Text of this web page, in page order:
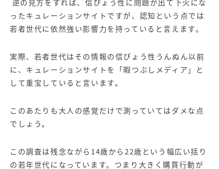
逆の見方をすれば、信ぴょう性に問題が出て下火にな
ったキュレーションサイトですが、認知という点では
若者世代に依然強い影響力を持っていると言えます。
実際、若者世代はその情報の信ぴょう性うんぬん以前
に、キュレーションサイトを「暇つぶしメディア」と
して重宝していると言います。
このあたりも大人の感覚だけで測っていてはダメな点
でしょう。
この調査は残念ながら14歳から22歳という幅広い括り
の若年世代になっています。つまり大きく購買行動が